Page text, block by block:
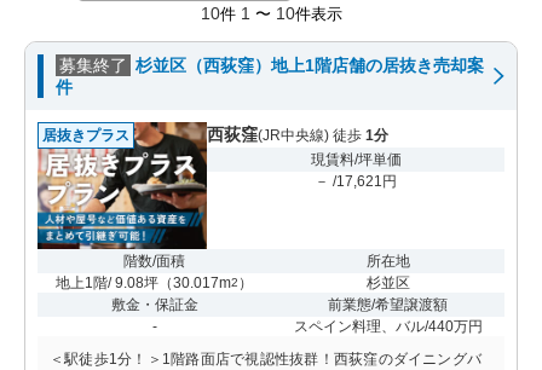
10件 1 〜 10件表示
募集終了 杉並区（西荻窪）地上1階店舗の居抜き売却案
件
居抜きプラス 西荻窪(JR中央線) 徒歩 1分
現賃料/坪単価
－ /17,621円
階数/面積
地上1階/ 9.08坪 （30.017m2 ）
所在地
杉並区
敷金・保証金
-
前業態/希望譲渡額
スペイン料理、バル/440万円
＜駅徒歩1分！＞1階路面店で視認性抜群！西荻窪のダイニングバ